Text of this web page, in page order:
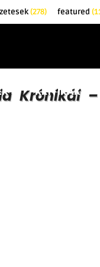
(278) featured
KRITIKÁK
Krónikái